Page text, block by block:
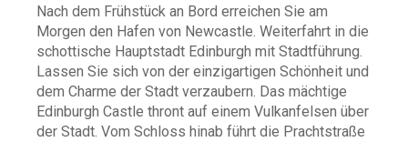
Nach dem Frühstück an Bord erreichen Sie am
Morgen den Hafen von Newcastle. Weiterfahrt in die
schottische Hauptstadt Edinburgh mit Stadtführung.
Lassen Sie sich von der einzigartigen Schönheit und
dem Charme der Stadt verzaubern. Das mächtige
Edinburgh Castle thront auf einem Vulkanfelsen über
der Stadt. Vom Schloss hinab führt die Prachtstraße